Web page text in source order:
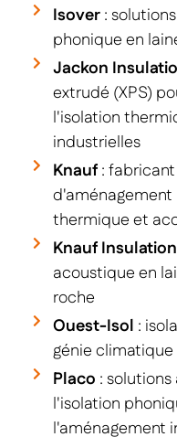
Isover:
phonique en
Jackon
extrudé (XPS)
l'isolation
industrielles
Knauf:
thermique et
Knauf Insulation
acoustique en
roche
Ouest-Isol :
génie climatique
Placo :
l'isolation
l'aménagement